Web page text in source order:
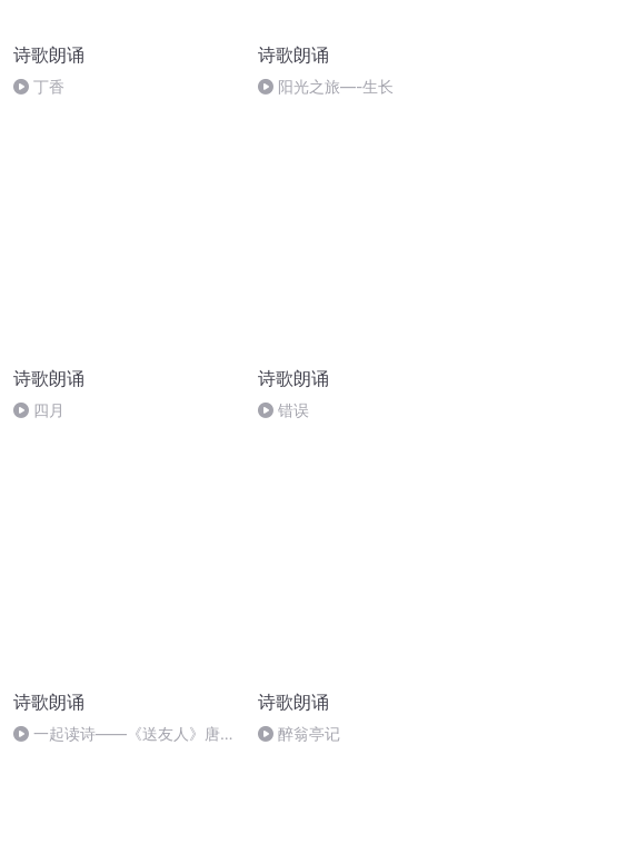
诗歌朗诵
丁香
诗歌朗诵
阳光之旅—-生长
诗歌朗诵
四月
诗歌朗诵
错误
诗歌朗诵
一起读诗——《送友人》唐
诗歌朗诵
醉翁亭记